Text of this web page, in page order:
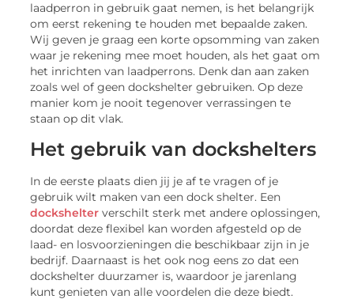
laadperron in gebruik gaat nemen, is het belangrijk
om eerst rekening te houden met bepaalde zaken.
Wij geven je graag een korte opsomming van zaken
waar je rekening mee moet houden, als het gaat om
het inrichten van laadperrons. Denk dan aan zaken
zoals wel of geen dockshelter gebruiken. Op deze
manier kom je nooit tegenover verrassingen te
staan op dit vlak.
Het gebruik van dockshelters
In de eerste plaats dien jij je af te vragen of je
gebruik wilt maken van een dock shelter. Een
dockshelter verschilt sterk met andere oplossingen,
doordat deze flexibel kan worden afgesteld op de
laad- en losvoorzieningen die beschikbaar zijn in je
bedrijf. Daarnaast is het ook nog eens zo dat een
dockshelter duurzamer is, waardoor je jarenlang
kunt genieten van alle voordelen die deze biedt.